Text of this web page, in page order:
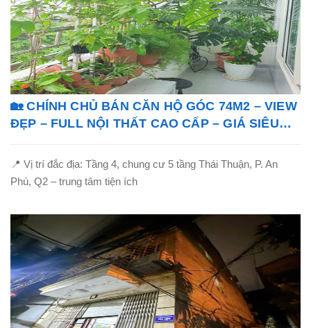
🏡 CHÍNH CHỦ BÁN CĂN HỘ GÓC 74M2 – VIEW
ĐẸP – FULL NỘI THẤT CAO CẤP – GIÁ SIÊU
📍 Vị trí đắc địa: Tầng 4, chung cư 5 tầng Thái Thuận, P. An
Phú, Q2 – trung tâm tiện ích